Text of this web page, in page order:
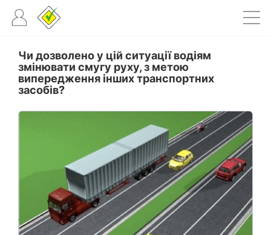
Чи дозволено у цій ситуації водіям
змінювати смугу руху, з метою
випередження інших транспортних
засобів?